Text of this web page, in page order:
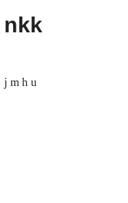
nkk
j m h u